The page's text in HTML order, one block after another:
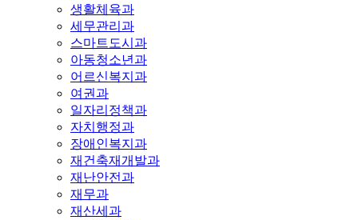
생활체육과
세무관리과
스마트도시과
아동청소년과
어르신복지과
여권과
일자리정책과
자치행정과
장애인복지과
재건축재개발과
재난안전과
재무과
재산세과